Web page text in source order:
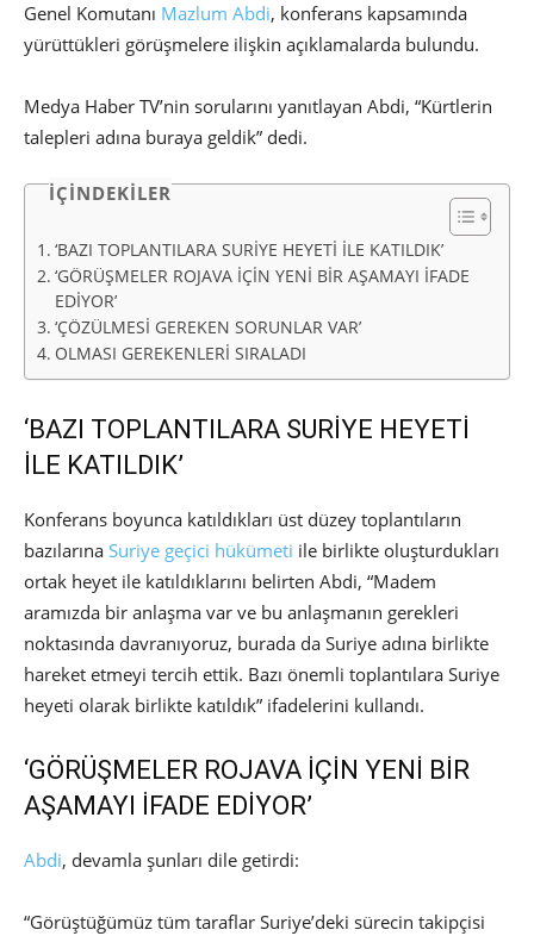
Genel Komutanı Mazlum Abdi, konferans kapsamında
yürüttükleri görüşmelere ilişkin açıklamalarda bulundu.
Medya Haber TV’nin sorularını yanıtlayan Abdi, “Kürtlerin
talepleri adına buraya geldik” dedi.
İÇİNDEKİLER
‘BAZI TOPLANTILARA SURİYE HEYETİ İLE KATILDIK’
‘GÖRÜŞMELER ROJAVA İÇİN YENİ BİR AŞAMAYI İFADE
EDİYOR’
‘ÇÖZÜLMESİ GEREKEN SORUNLAR VAR’
OLMASI GEREKENLERİ SIRALADI
‘BAZI TOPLANTILARA SURİYE HEYETİ
İLE KATILDIK’
Konferans boyunca katıldıkları üst düzey toplantıların
bazılarına Suriye geçici hükümeti ile birlikte oluşturdukları
ortak heyet ile katıldıklarını belirten Abdi, “Madem
aramızda bir anlaşma var ve bu anlaşmanın gerekleri
noktasında davranıyoruz, burada da Suriye adına birlikte
hareket etmeyi tercih ettik. Bazı önemli toplantılara Suriye
heyeti olarak birlikte katıldık” ifadelerini kullandı.
‘GÖRÜŞMELER ROJAVA İÇİN YENİ BİR
AŞAMAYI İFADE EDİYOR’
Abdi, devamla şunları dile getirdi:
“Görüştüğümüz tüm taraflar Suriye’deki sürecin takipçisi